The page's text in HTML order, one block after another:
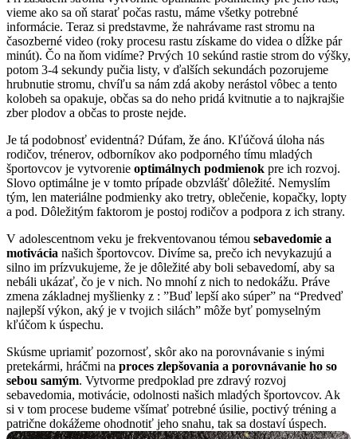
vieme ako sa oň starať počas rastu, máme všetky potrebné
informácie. Teraz si predstavme, že nahrávame rast stromu na
časozberné video (roky procesu rastu získame do videa o dĺžke pár
minút). Čo na ňom vidíme? Prvých 10 sekúnd rastie strom do výšky,
potom 3-4 sekundy pučia listy, v ďalších sekundách pozorujeme
hrubnutie stromu, chvíľu sa nám zdá akoby nerástol vôbec a tento
kolobeh sa opakuje, občas sa do neho pridá kvitnutie a to najkrajšie
zber plodov a občas to proste nejde.
Je tá podobnosť evidentná? Dúfam, že áno. Kľúčová úloha nás
rodičov, trénerov, odborníkov ako podporného tímu mladých
športovcov je vytvorenie optimálnych podmienok pre ich rozvoj.
Slovo optimálne je v tomto prípade obzvlášť dôležité. Nemyslím
tým, len materiálne podmienky ako tretry, oblečenie, kopačky, lopty
a pod. Dôležitým faktorom je postoj rodičov a podpora z ich strany.
V adolescentnom veku je frekventovanou témou sebavedomie a
motivácia našich športovcov. Divíme sa, prečo ich nevykazujú a
silno im prízvukujeme, že je dôležité aby boli sebavedomí, aby sa
nebáli ukázať, čo je v nich. No mnohí z nich to nedokážu. Práve
zmena základnej myšlienky z : ”Buď lepší ako súper” na “Predveď
najlepší výkon, aký je v tvojich silách” môže byť pomyselným
kľúčom k úspechu.
Skúsme upriamiť pozornosť, skôr ako na porovnávanie s inými
pretekármi, hráčmi na proces zlepšovania a porovnávanie ho so
sebou samým. Vytvorme predpoklad pre zdravý rozvoj
sebavedomia, motivácie, odolnosti našich mladých športovcov. Ak
si v tom procese budeme všímať potrebné úsilie, poctivý tréning a
patrične dokážeme ohodnotiť jeho snahu, tak sa dostaví úspech.